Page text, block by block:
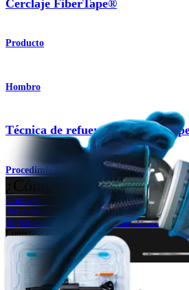
Cerclaje FiberTape®
Producto
Hombro
Técnica de refuerzo con
Procedimiento
¿Cómo podemos ayudarlo?
Contacte a un representante
Ver eventos, laboratorios y oportunidades
Regístrese para recibir: ¿Qué hay de nuevo en
Conéctese con nosotros